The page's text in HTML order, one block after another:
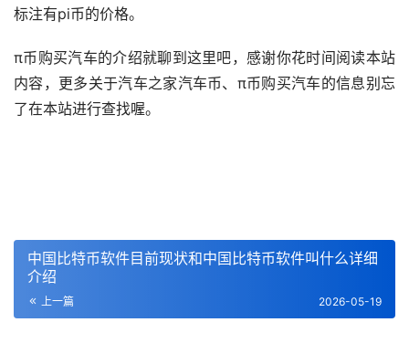
标注有pi币的价格。
π币购买汽车的介绍就聊到这里吧，感谢你花时间阅读本站
内容，更多关于汽车之家汽车币、π币购买汽车的信息别忘
了在本站进行查找喔。
中国比特币软件目前现状和中国比特币软件叫什么详细
介绍
上一篇 2026-05-19